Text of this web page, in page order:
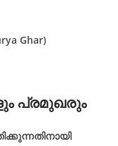
Ghar)
പ്രമുഖരും